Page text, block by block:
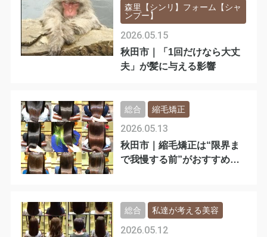
秋田市｜「1回だけなら大丈
夫」が髪に与える影響
2026.05.15
森里【シンリ】フォーム【シャ
ンプー】
秋田市｜縮毛矯正は“限界ま
で我慢する前”がおすすめで
2026.05.13
総合 縮毛矯正
2026.05.12
総合 私達が考える美容